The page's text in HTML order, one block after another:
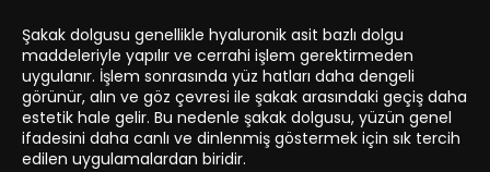
Şakak dolgusu genellikle hyaluronik asit bazlı dolgu
maddeleriyle yapılır ve cerrahi işlem gerektirmeden
uygulanır. İşlem sonrasında yüz hatları daha dengeli
görünür, alın ve göz çevresi ile şakak arasındaki geçiş daha
estetik hale gelir. Bu nedenle şakak dolgusu, yüzün genel
ifadesini daha canlı ve dinlenmiş göstermek için sık tercih
edilen uygulamalardan biridir.